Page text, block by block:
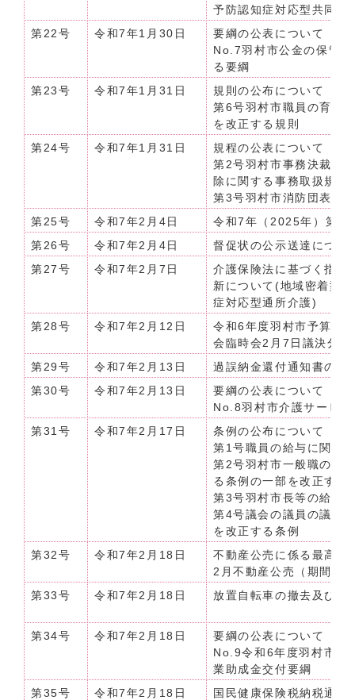
予防認知症対応型共同生
第22号
令和7年1月30日
要綱の公表について（
No.7羽村市公金の保管
る要綱
第23号
令和7年1月31日
規則の公布について（令
第6号羽村市職員の育児
を改正する規則
第24号
令和7年1月31日
規程の公表について（
第2号羽村市事務決裁規
除に関する事務取扱規程
第3号羽村市消防団表彰
第25号
令和7年2月4日
令和7年（2025年）第2
第26号
令和7年2月4日
督促状の公示送達につい
第27号
令和7年2月7日
介護保険法に基づく指定
新について(地域密着型
症対応型通所介護)
第28号
令和7年2月12日
令和6年度羽村市予算の
会臨時会2月7日議決分]
第29号
令和7年2月13日
過誤納金還付通知書の公
第30号
令和7年2月13日
要綱の公表について（
No.8羽村市介護サービ
第31号
令和7年2月17日
条例の公布について（
第1号職員の給与に関す
第2号羽村市一般職の任
る条例の一部を改正する
第3号羽村市長等の給料
第4号議会の議員の議員
を改正する条例
第32号
令和7年2月18日
不動産公売に係る最高価
2月不動産公売（期間郵
第33号
令和7年2月18日 放置自転車の撤去及び保
第34号 令和7年2月18日
要綱の公表について（
No.9令和6年度羽村市教
業助成金交付要綱
第35号
令和7年2月18日
国民健康保険税納税通